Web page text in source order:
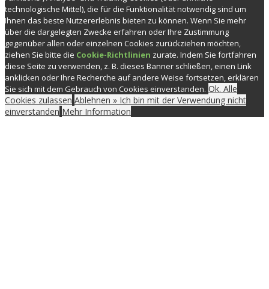
technologische Mittel), die für die Funktionalität notwendig sind um
Ihnen das beste Nutzererlebnis bieten zu können. Wenn Sie mehr
über die dargelegten Zwecke erfahren oder Ihre Zustimmung
gegenüber allen oder einzelnen Cookies zurückziehen möchten,
ziehen Sie bitte die Cookie-Richtlinien zurate. Indem Sie fortfahren
diese Seite zu verwenden, z. B. dieses Banner schließen, einen Link
anklicken oder Ihre Recherche auf andere Weise fortsetzen, erklären
Sie sich mit dem Gebrauch von Cookies einverstanden. Ok. Alle
Cookies zulassen Ablehnen » Ich bin mit der Verwendung nicht
einverstanden Mehr Information